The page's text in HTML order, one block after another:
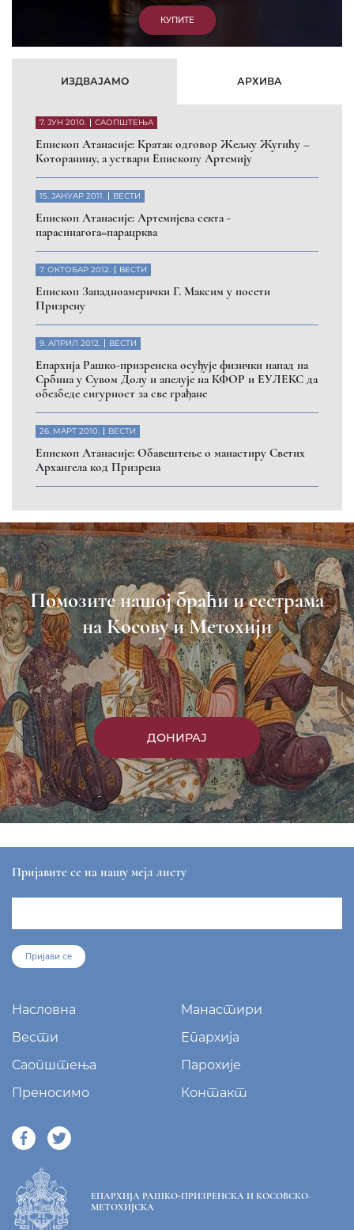
Eпархија Рашко-призренска осуђује физички напад на
Србина у Сувом Долу и апелује на КФОР и ЕУЛЕКС да
обезбеде сигурност за све грађане
Помозите нашој браћи и сестрама
на Косову и Метохији
ДОНИРАЈ
Пријавите се на нашу мејл листу
Пријави се
Насловна
Манастири
Вести
Епархија
Саопштења
Парохије
Преносимо
Контакт
МЕТОХИЈСКА